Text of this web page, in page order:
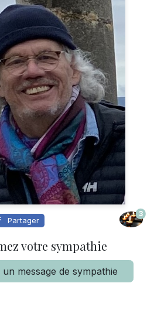
Partager
3
votre sympathie
un message de sympathie